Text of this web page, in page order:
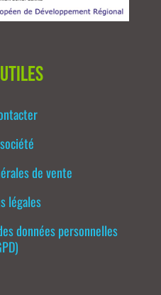
de vente
légales
données personnelles